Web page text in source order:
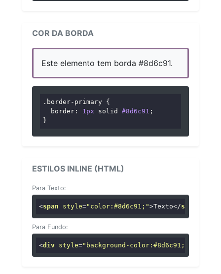
COR DA BORDA
Este elemento tem borda #8d6c91.
.border-primary {
border : 1px solid #8d6c91 ;
}
ESTILOS INLINE (HTML)
Para Texto:
<span style="color:#8d6c91;">Texto</span
Para Fundo:
<div style="background-color:#8d6c91;"